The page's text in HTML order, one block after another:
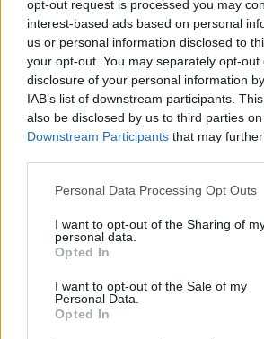
opt-out request is processed you may
interest-based ads based on personal
us or personal information disclosed to
your opt-out. You may separately opt-
disclosure of your personal information
IAB’s list of downstream participants.
also be disclosed by us to third parties
Downstream Participants that may
Personal Data Processing Opt Outs
I want to opt-out of the Sharing of
personal data.
Opted In
I want to opt-out of the Sale of my
Personal Data.
Opted In
Opoziční zastupitel
kritizuje vedení
zastupitelstvo podle
problémy
Václav Dvořák k
zastupitelstvu. Prodej